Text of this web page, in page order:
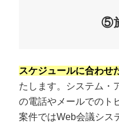
⑤
スケジュールに合わせ
たします。システム・
の電話やメールでのト
案件ではWeb会議シス